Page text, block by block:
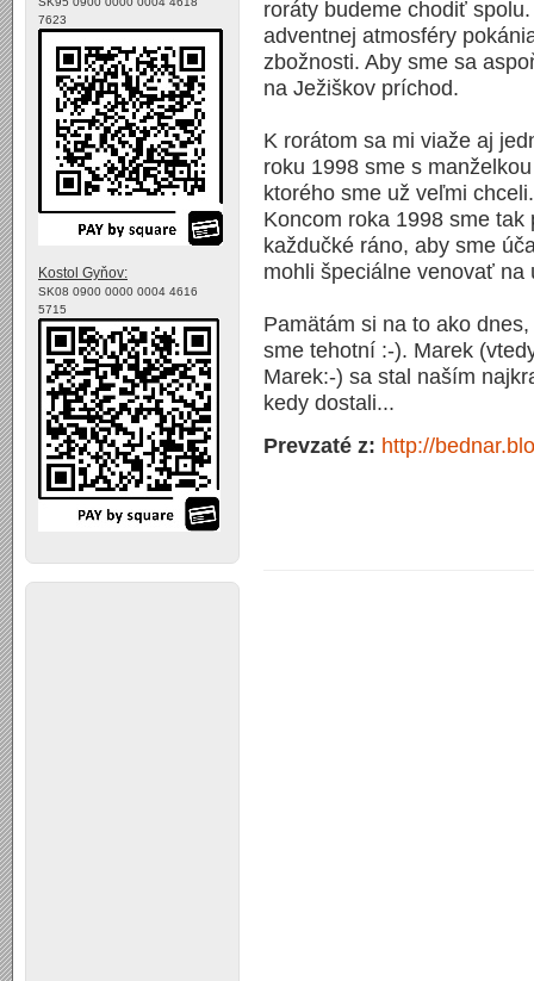
roráty budeme chodiť
adventnej atmosféry
zbožnosti. Aby sme sa
na Ježiškov príchod.
K rorátom sa mi viaže aj
roku 1998 sme s
ktorého sme už veľmi
Koncom roka 1998 sme
každučké ráno, aby sme
mohli špeciálne venovať
Pamätám si na to ako
sme tehotní :-). Marek
Marek:-) sa stal naším
kedy dostali...
Prevzaté z: http://
7623
Kostol Gyňov:
SK08 0900 0000 0004 4616
5715